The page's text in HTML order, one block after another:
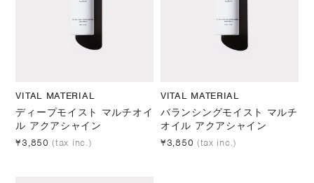
VITAL MATERIAL
ディープモイスト マルチオイ
ル アクアシャイン
¥3,850 (tax inc.)
VITAL MATERIAL
バランシングモイスト マルチ
オイル アクアシャイン
¥3,850 (tax inc.)